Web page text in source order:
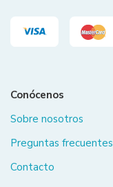
Conócenos
Sobre nosotros
Preguntas frecuentes
Contacto